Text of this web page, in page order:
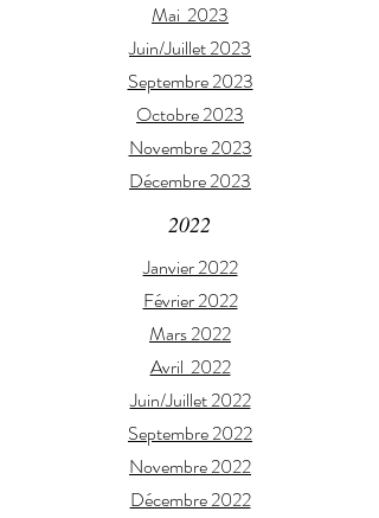
Mai 2023
Juin/Juillet 2023
Septembre 2023
Octobre 2023
Novembre 2023
Décembre 2023
2022
Janvier 2022
Février 2022
Mars 2022
Avril 2022
Juin/Juillet 2022
Septembre 2022
Novembre 2022
Décembre 2022